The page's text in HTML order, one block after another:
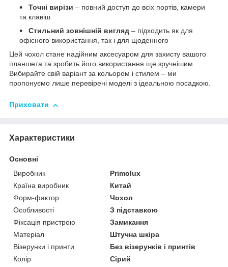
Точні вирізи – повний доступ до всіх портів, камери
та клавіш
Стильний зовнішній вигляд – підходить як для
офісного використання, так і для щоденного
Цей чохол стане надійним аксесуаром для захисту вашого
планшета та зробить його використання ще зручнішим.
Вибирайте свій варіант за кольором і стилем – ми
пропонуємо лише перевірені моделі з ідеальною посадкою.
Приховати
Характеристики
Основні
Виробник
Primolux
Країна виробник
Китай
Форм-фактор
Чохол
Особливості
З підставкою
Фіксація пристрою
Замикання
Матеріал
Штучна шкіра
Візерунки і принти
Без візерунків і принтів
Колір
Сірий